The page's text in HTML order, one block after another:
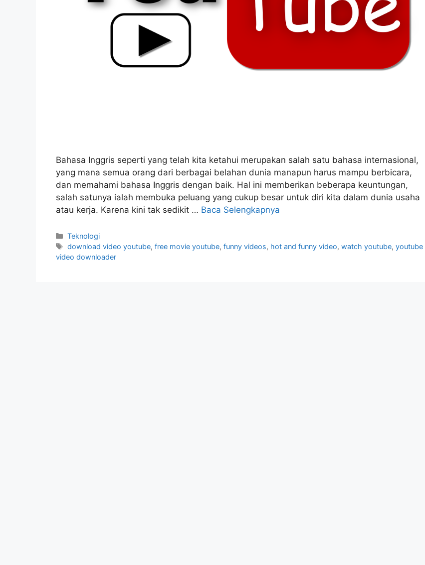
Bahasa Inggris seperti yang telah kita ketahui merupakan salah satu bahasa internasional,
yang mana semua orang dari berbagai belahan dunia manapun harus mampu berbicara,
dan memahami bahasa Inggris dengan baik. Hal ini memberikan beberapa keuntungan,
salah satunya ialah membuka peluang yang cukup besar untuk diri kita dalam dunia usaha
atau kerja. Karena kini tak sedikit … Baca Selengkapnya
Kategori
Teknologi
Tag
download video youtube,free movie youtube,funny videos, hot and funny video,watch youtube,youtube
video downloader